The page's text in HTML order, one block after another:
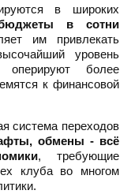
в широких
в сотни
им привлекать
уровень
оперируют более
к финансовой
система переходов
обмены - всё
, требующие
клуба во многом